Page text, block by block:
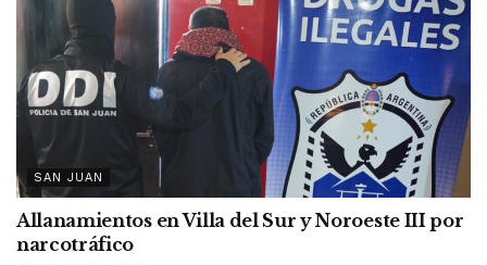
SAN JUAN
Allanamientos en Villa del Sur y Noroeste III por
narcotráfico